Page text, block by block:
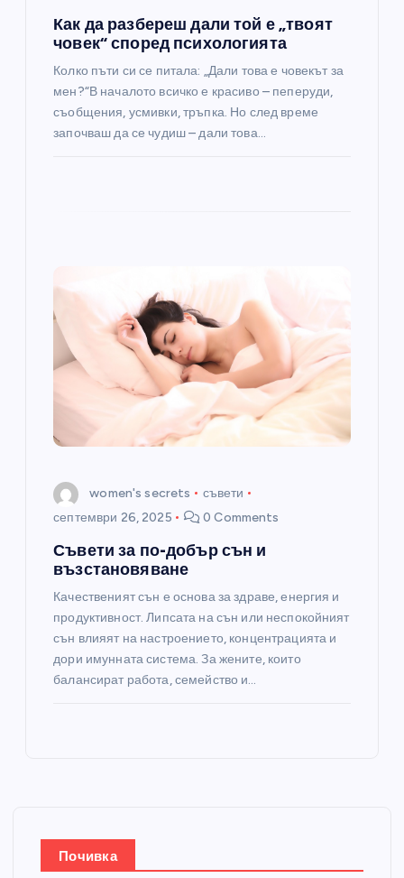
Как да разбереш дали той е „твоят
човек“ според психологията
Колко пъти си се питала: „Дали това е човекът за
мен?“В началото всичко е красиво – пеперуди,
съобщения, усмивки, тръпка. Но след време
започваш да се чудиш – дали това…
women's secrets
съвети
септември 26, 2025
0 Comments
Съвети за по-добър сън и
възстановяване
Качественият сън е основа за здраве, енергия и
продуктивност. Липсата на сън или неспокойният
сън влияят на настроението, концентрацията и
дори имунната система. За жените, които
балансират работа, семейство и…
Почивка